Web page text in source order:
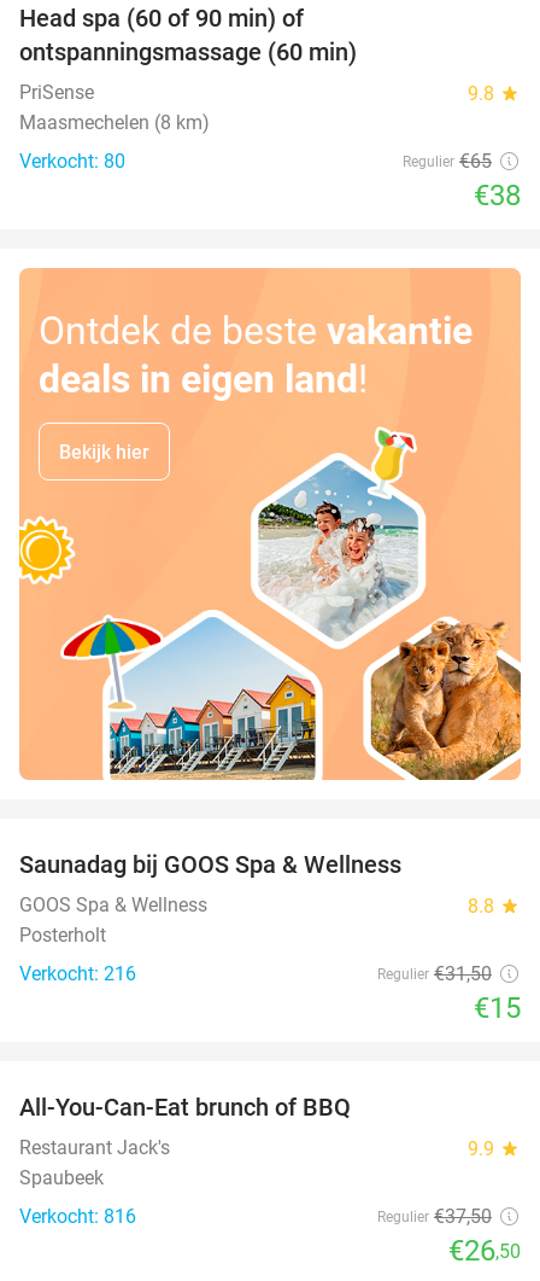
Head spa (60 of 90 min) of
ontspanningsmassage (60 min)
PriSense 9.8 star
Maasmechelen (8 km)
Verkocht: 80
Regulier €65
€38
Ontdek de beste vakantie
deals in eigen land!
Bekijk hier
Saunadag bij GOOS Spa & Wellness
GOOS Spa & Wellness 8.8 star
Posterholt
Verkocht: 216
Regulier €31,50
€15
All-You-Can-Eat brunch of BBQ
Restaurant Jack's 9.9 star
Spaubeek
Verkocht: 816
Regulier €37,50
€26,50